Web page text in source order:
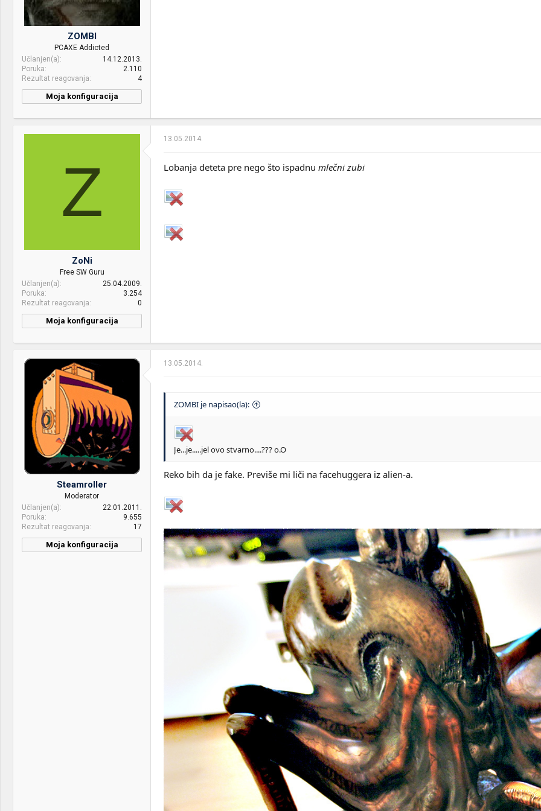
Internet:
ADSL Telekom paket do 20
mbita
OS & Browser: Win 10
971p
Samsung SSD 840 EVO
Sound:
KEF Cresta 3 + Pioneer A-
66X
Case: CM Silencio 650
PSU: CM GX-450W
Internet: 10/1
OS & Browser:
ZOMBI
PCAXE Addicted
Učlanjen(a)
14.12.2013.
Poruka
2.110
Rezultat reagovanja
4
Moja konfiguracija
Z
ZoNi
Free SW Guru
Učlanjen(a)
25.04.2009.
Poruka
3.254
Rezultat reagovanja
0
Moja konfiguracija
13.05.2014.
Lobanja deteta pre nego što ispadnu mlečni zubi
Steamroller
Moderator
Učlanjen(a)
22.01.2011.
Poruka
9.655
Rezultat reagovanja
17
Moja konfiguracija
Intel Core i7 2600K @4.8
w/HT CM Nepton 280L
13.05.2014.
ZOMBI je napisao(la):
Je...je.....jel ovo stvarno....??? o.O
Reko bih da je fake. Previše mi liči na facehuggera iz alien-a.